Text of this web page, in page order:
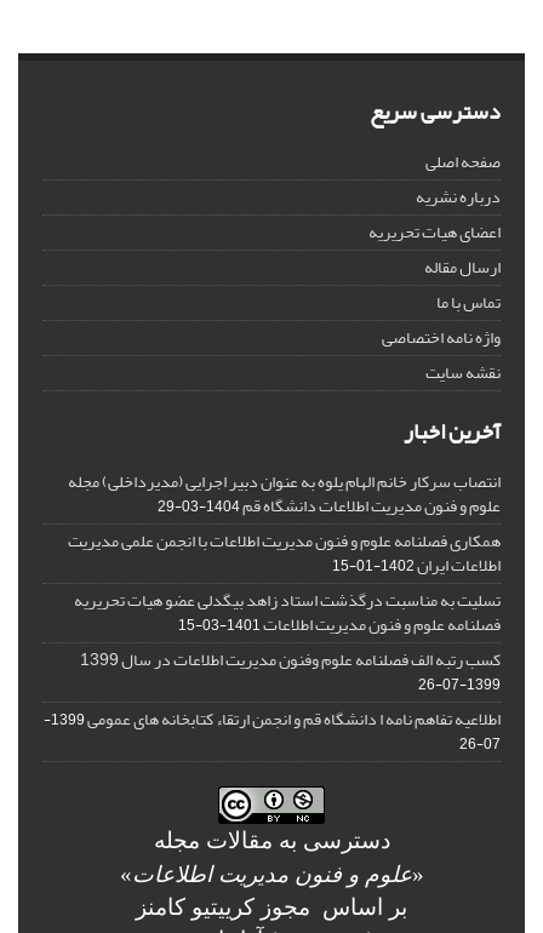
دسترسی سریع
صفحه اصلی
درباره نشریه
اعضای هیات تحریریه
ارسال مقاله
تماس با ما
واژه نامه اختصاصی
نقشه سایت
آخرین اخبار
انتصاب سرکار خانم الهام یلوه به عنوان دبیر اجرایی (مدیرداخلی) مجله
علوم و فنون مدیریت اطلاعات دانشگاه قم1404-03-29
همکاری فصلنامه علوم و فنون مدیریت اطلاعات با انجمن علمی مدیریت
اطلاعات ایران1402-01-15
تسلیت به مناسبت درگذشت استاد زاهد بیگدلی عضو هیات تحریریه
فصلنامه علوم و فنون مدیریت اطلاعات1401-03-15
کسب رتبه الف فصلنامه علوم وفنون مدیریت اطلاعات در سال 1399
1399-07-26
اطلاعیه تفاهم نامه ا دانشگاه قم و انجمن ارتقاء کتابخانه های عمومی
1399-
07-26
دسترسی به مقالات مجله
«علوم و فنون مدیریت اطلاعات»
بر اساس مجوز کرییتیو کامنز